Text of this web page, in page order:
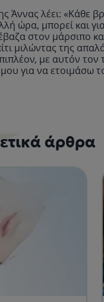
Άννας λέει: «Κάθε
ώρα, μπορεί και
στον μάρσιπο
μιλώντας της
με αυτόν τον
για να ετοιμάσω
άρθρα